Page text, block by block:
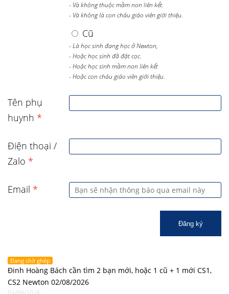
- Và không thuộc mầm non liên kết.
- Và không là con cháu giáo viên giới thiệu.
Cũ
- Là học sinh đang học ở Newton,
- Hoặc học sinh đã đặt cọc.
- Hoặc học sinh mầm non liên kết
- Hoặc con cháu giáo viên giới thiệu.
Tên phụ
huynh *
Điện thoại /
Zalo *
Email *
Đăng ký
Đang chờ ghép
Đinh Hoàng Bách cần tìm 2 bạn mới, hoặc 1 cũ + 1 mới CS1,
CS2 Newton 02/08/2026